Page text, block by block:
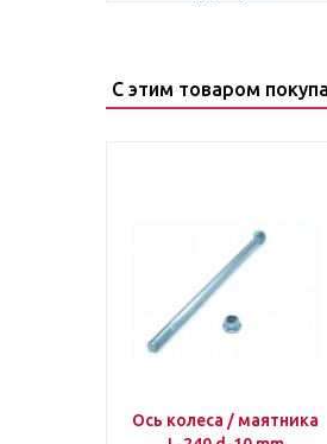
С этим товаром
Ось колеса / маятника